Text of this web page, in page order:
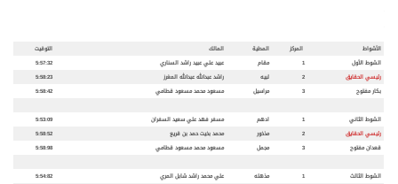
الأشواط المركز المطية المالك
التوقيت
الشوط الأول
1 مقام عبيد علي عبيد راشد السناري
5:57:32
رئيسي الحقايق
2 لبيه راشد عبدالله عبدالله المغرز
5:58:23
بكار مفتوح
3 مراسيل مسعود محمد مسعود قطامي 5:58:42
الشوط الثاني 1 ادهم مسفر فهد علي سعيد السفران
5:53:09
رئيسي الحقايق
2 مذخور محمد بخيت حمد بن قريع
5:58:52
قعدان مفتوح
3 مجمل مسعود محمد مسعود قطامي 5:58:98
الشوط الثالث 1 مذهله علي محمد راشد شابل المري
5:54:82